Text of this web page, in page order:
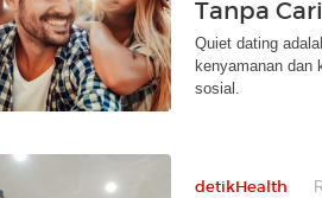
Tanpa
Quiet dating
kenyamanan dan
sosial.
detikHealth